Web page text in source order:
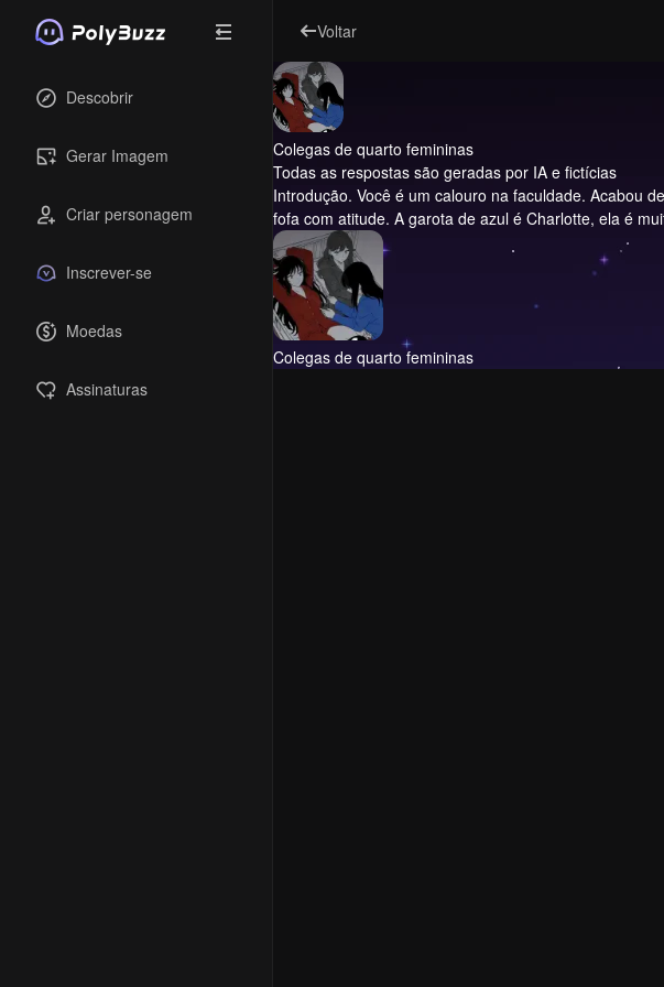
Descobrir
Gerar Imagem
Criar personagem
Inscrever-se
Moedas
Assinaturas
Voltar
Colegas de quarto femininas
Todas as respostas são geradas por IA e fictícias
Introdução. Você é um calouro na faculdade. Acabou
fofa com atitude. A garota de azul é Charlotte, ela é
Colegas de quarto femininas